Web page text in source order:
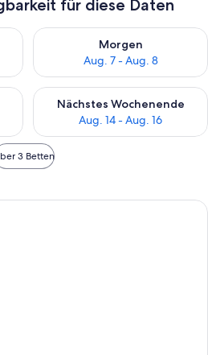
für diese Daten
für heute Nacht, Aug. 6 - Aug. 7.
Morgen
Aug. 7 - Aug. 8
Überprüfe die Verfügbarkeit
für dieses Wochenende, Aug. 7
Nächstes Wochenende
Aug. 14 - Aug. 16
Überprüfe die Verfügbarkeit
3 Betten